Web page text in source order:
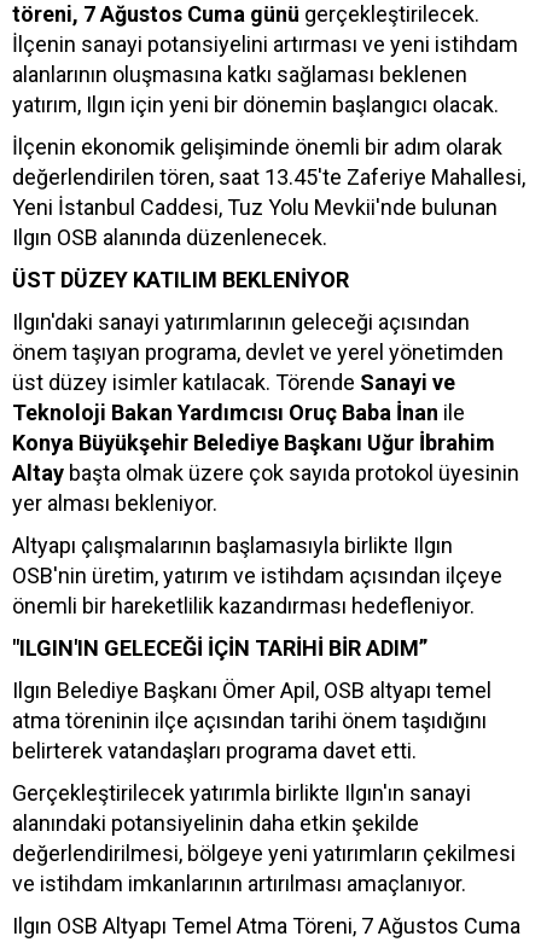
töreni, 7 Ağustos Cuma günü gerçekleştirilecek.
İlçenin sanayi potansiyelini artırması ve yeni istihdam
alanlarının oluşmasına katkı sağlaması beklenen
yatırım, Ilgın için yeni bir dönemin başlangıcı olacak.
İlçenin ekonomik gelişiminde önemli bir adım olarak
değerlendirilen tören, saat 13.45'te Zaferiye Mahallesi,
Yeni İstanbul Caddesi, Tuz Yolu Mevkii'nde bulunan
Ilgın OSB alanında düzenlenecek.
ÜST DÜZEY KATILIM BEKLENİYOR
Ilgın'daki sanayi yatırımlarının geleceği açısından
önem taşıyan programa, devlet ve yerel yönetimden
üst düzey isimler katılacak. Törende Sanayi ve
Teknoloji Bakan Yardımcısı Oruç Baba İnan ile
Konya Büyükşehir Belediye Başkanı Uğur İbrahim
Altay başta olmak üzere çok sayıda protokol üyesinin
yer alması bekleniyor.
Altyapı çalışmalarının başlamasıyla birlikte Ilgın
OSB'nin üretim, yatırım ve istihdam açısından ilçeye
önemli bir hareketlilik kazandırması hedefleniyor.
"ILGIN'IN GELECEĞİ İÇİN TARİHİ BİR ADIM”
Ilgın Belediye Başkanı Ömer Apil, OSB altyapı temel
atma töreninin ilçe açısından tarihi önem taşıdığını
belirterek vatandaşları programa davet etti.
Gerçekleştirilecek yatırımla birlikte Ilgın'ın sanayi
alanındaki potansiyelinin daha etkin şekilde
değerlendirilmesi, bölgeye yeni yatırımların çekilmesi
ve istihdam imkanlarının artırılması amaçlanıyor.
Ilgın OSB Altyapı Temel Atma Töreni, 7 Ağustos Cuma